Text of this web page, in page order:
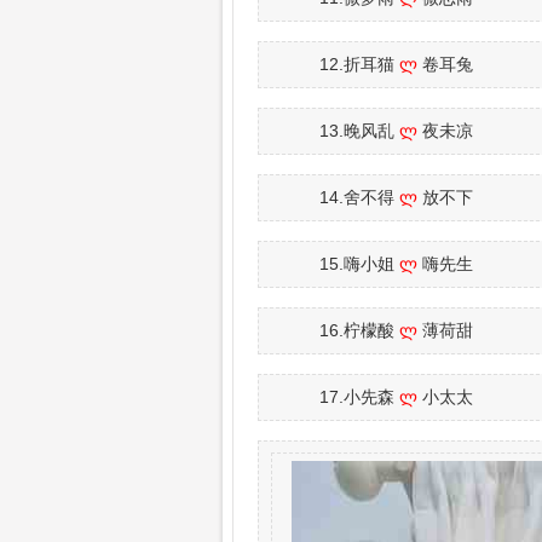
12.折耳猫 ლ 卷耳兔
13.晚风乱 ლ 夜未凉
14.舍不得 ლ 放不下
15.嗨小姐 ლ 嗨先生
16.柠檬酸 ლ 薄荷甜
17.小先森 ლ 小太太